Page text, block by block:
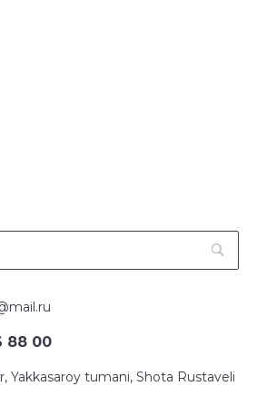
88 00
Yakkasaroy tumani, Shota Rustaveli